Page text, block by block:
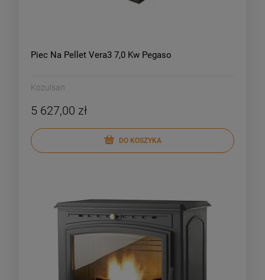
Piec Na Pellet Vera3 7,0 Kw Pegaso
Kozulsan
5 627,00 zł
DO KOSZYKA